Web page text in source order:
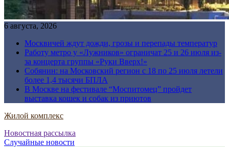
6 августа, 2026
Москвичей ждут дожди, грозы и перепады температур
Работу метро у «Лужников» ограничат 25 и 26 июля из-
за концерта группы «Руки Вверх!»
Собянин: на Московский регион с 18 по 25 июля летели
более 1,4 тысячи БПЛА
В Москве на фестивале “Моспитомец” пройдет
выставка кошек и собак из приютов
Жилой комплекс
Новостная рассылка
Случайные новости